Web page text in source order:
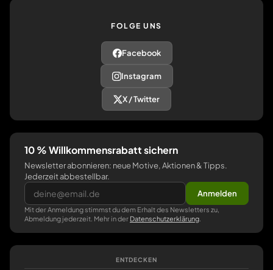
FOLGE UNS
Facebook
Instagram
X / Twitter
10 % Willkommensrabatt sichern
Newsletter abonnieren: neue Motive, Aktionen & Tipps.
Jederzeit abbestellbar.
Anmelden
Mit der Anmeldung stimmst du dem Erhalt des Newsletters zu,
Abmeldung jederzeit. Mehr in der Datenschutzerklärung
ENTDECKEN